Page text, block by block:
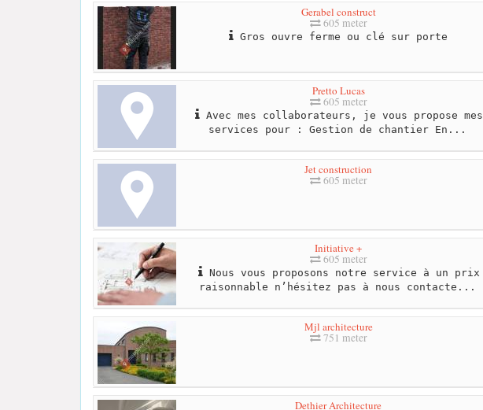
Gerabel construct
605 meter
Gros ouvre ferme ou clé sur porte
Pretto Lucas
605 meter
Avec mes collaborateurs, je vous propose mes
services pour : Gestion de chantier En...
Jet construction
605 meter
Initiative +
605 meter
Nous vous proposons notre service à un prix
raisonnable n’hésitez pas à nous contacte...
Mjl architecture
751 meter
Dethier Architecture